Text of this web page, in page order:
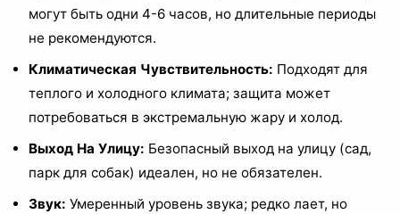
могут быть одни 4-6 часов, но длительные периоды
не рекомендуются.
Климатическая Чувствительность: Подходят для
теплого и холодного климата; защита может
потребоваться в экстремальную жару и холод.
Выход На Улицу: Безопасный выход на улицу (сад,
парк для собак) идеален, но не обязателен.
Звук: Умеренный уровень звука; редко лает, но